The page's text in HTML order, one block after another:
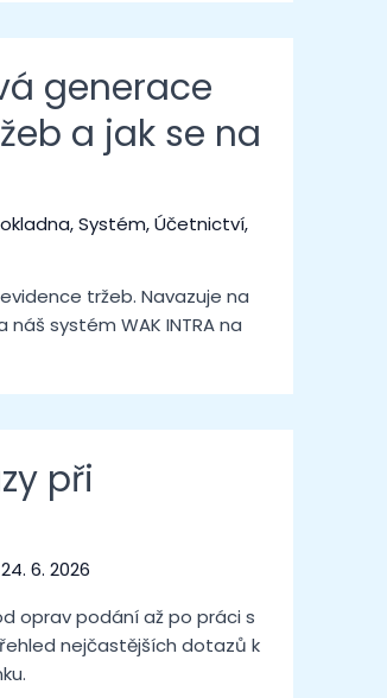
generace
a jak se na
,Systém,Účetnictví,
tržeb. Navazuje na
systém WAK INTRA na
při
24. 6. 2026
oprav podání až po práci s
nejčastějších dotazů k